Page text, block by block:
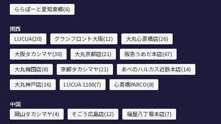
ららぽーと愛知東郷(6)
関西
LUCUA(20)
グランフロント大阪(12)
大丸心斎橋店(26)
大阪タカシマヤ(30)
大丸京都店(21)
阪急うめだ本店(67)
大丸梅田店(8)
京都タカシマヤ(21)
あべのハルカス近鉄本店(14)
大丸神戸店(16)
LUCUA 1100(7) 心斎橋PARCO(8)
中国
岡山タカシマヤ(4)
そごう広島店(12)
福屋八丁堀本店(7)